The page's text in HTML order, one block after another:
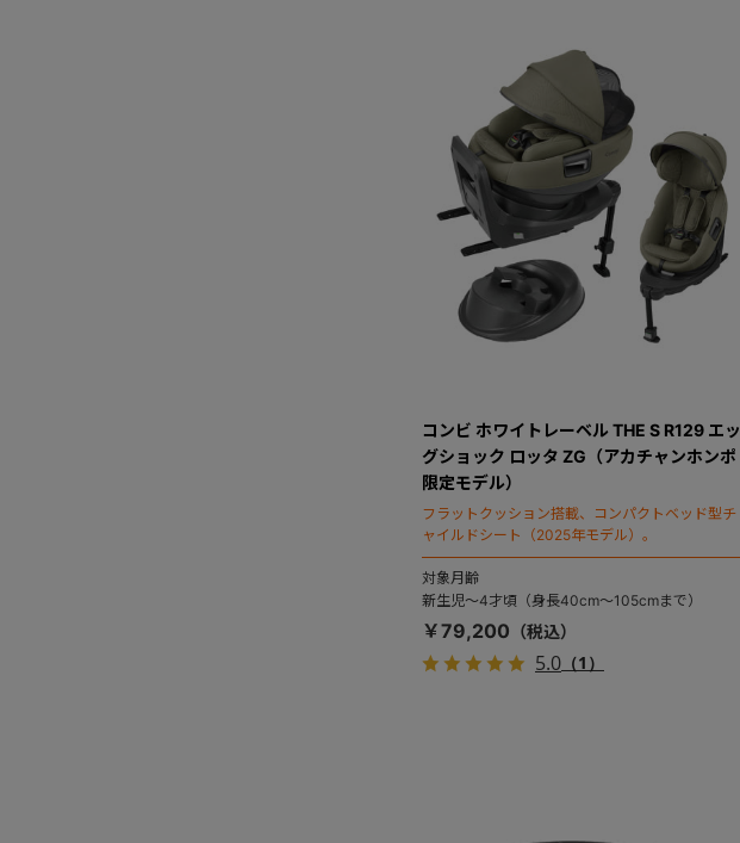
コンビ ホワイトレーベル THE S R129 エッ
グショック ロッタ ZG（アカチャンホンポ
限定モデル）
フラットクッション搭載、コンパクトベッド型チ
ャイルドシート（2025年モデル）。
対象月齢
新生児～4才頃（身長40cm～105cmまで）
￥79,200
5.0 （1）